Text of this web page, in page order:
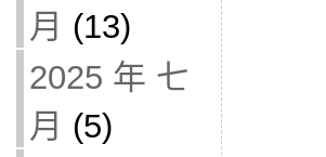
月 (13)
2025 年 七
月 (5)